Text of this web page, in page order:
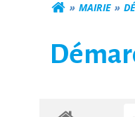
MAIRIE